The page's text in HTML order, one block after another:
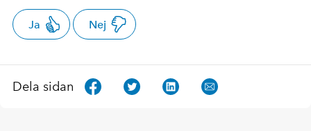
Ja Nej
Dela sidan